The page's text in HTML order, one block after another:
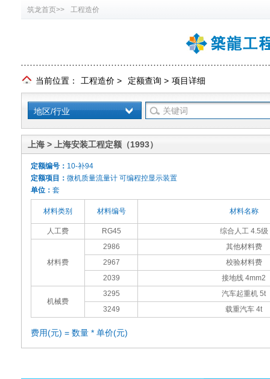
筑龙首页>> 工程造价
当前位置： 工程造价 > 定额查询 > 项目详细
地区/行业
上海 > 上海安装工程定额（1993）
定额编号： 10-补94
定额项目： 微机质量流量计 可编程控显示装置
单位： 套
材料类别 材料编号 材料名称
人工费 RG45 综合人工 4.5级
材料费
2986
其他材料费
2967
校验材料费
2039
接地线 4mm2
机械费
3295
汽车起重机 5t
3249
载重汽车 4t
费用(元) = 数量 * 单价(元)